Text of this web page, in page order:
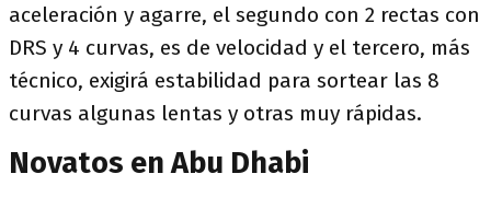
aceleración y agarre, el segundo con 2 rectas con
DRS y 4 curvas, es de velocidad y el tercero, más
técnico, exigirá estabilidad para sortear las 8
curvas algunas lentas y otras muy rápidas.
Novatos en Abu Dhabi